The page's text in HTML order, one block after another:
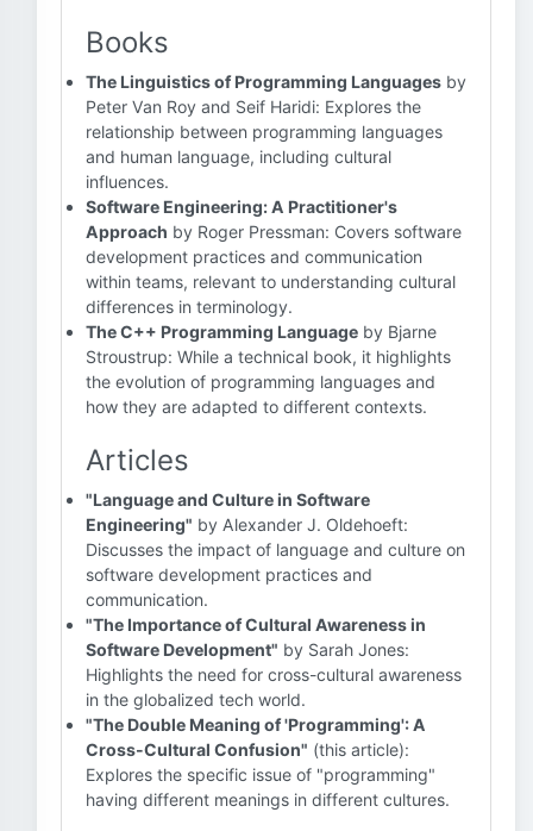
Books
The Linguistics of Programming Languages by
Peter Van Roy and Seif Haridi: Explores the
relationship between programming languages
and human language, including cultural
influences.
Software Engineering: A Practitioner's
Approach by Roger Pressman: Covers software
development practices and communication
within teams, relevant to understanding cultural
differences in terminology.
The C++ Programming Language by Bjarne
Stroustrup: While a technical book, it highlights
the evolution of programming languages and
how they are adapted to different contexts.
Articles
"Language and Culture in Software
Engineering" by Alexander J. Oldehoeft:
Discusses the impact of language and culture on
software development practices and
communication.
"The Importance of Cultural Awareness in
Software Development" by Sarah Jones:
Highlights the need for cross-cultural awareness
in the globalized tech world.
"The Double Meaning of 'Programming': A
Cross-Cultural Confusion" (this article):
Explores the specific issue of "programming"
having different meanings in different cultures.